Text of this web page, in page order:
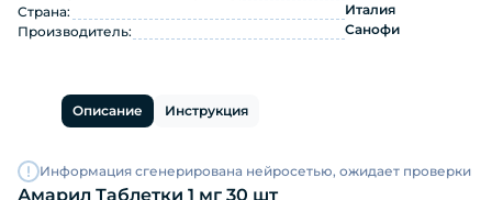
Страна:
Италия
Производитель:
Санофи
Описание Инструкция
Информация сгенерирована нейросетью, ожидает проверки
Амарил Таблетки 1 мг 30 шт